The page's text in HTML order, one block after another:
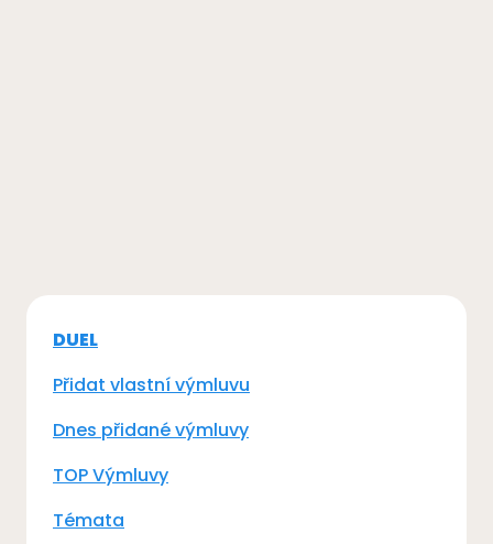
DUEL
Přidat vlastní výmluvu
Dnes přidané výmluvy
TOP Výmluvy
Témata